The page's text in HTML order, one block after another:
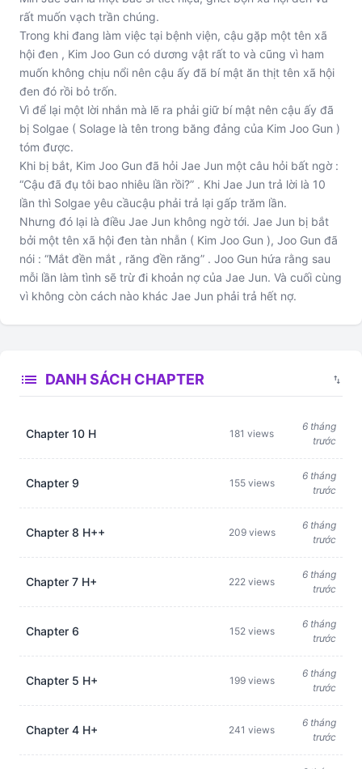
rất muốn vạch trần chúng.
Trong khi đang làm việc tại bệnh viện, cậu gặp một tên xã
hội đen , Kim Joo Gun có dương vật rất to và cũng vì ham
muốn không chịu nổi nên cậu ấy đã bí mật ăn thịt tên xã hội
đen đó rồi bỏ trốn.
Vì để lại một lời nhắn mà lẽ ra phải giữ bí mật nên cậu ấy đã
bị Solgae ( Solage là tên trong băng đảng của Kim Joo Gun )
tóm được.
Khi bị bắt, Kim Joo Gun đã hỏi Jae Jun một câu hỏi bất ngờ :
“Cậu đã đụ tôi bao nhiêu lần rồi?” . Khi Jae Jun trả lời là 10
lần thì Solgae yêu cầucậu phải trả lại gấp trăm lần.
Nhưng đó lại là điều Jae Jun không ngờ tới. Jae Jun bị bắt
bởi một tên xã hội đen tàn nhẫn ( Kim Joo Gun ), Joo Gun đã
nói : “Mắt đền mắt , răng đền răng” . Joo Gun hứa rằng sau
mỗi lần làm tình sẽ trừ đi khoản nợ của Jae Jun. Và cuối cùng
vì không còn cách nào khác Jae Jun phải trả hết nợ.
list DANH SÁCH CHAPTER swap_vert
Chapter 10 H 181 views
6 tháng
trước
Chapter 9 155 views
6 tháng
trước
Chapter 8 H++ 209 views
6 tháng
trước
Chapter 7 H+ 222 views
6 tháng
trước
Chapter 6 152 views
6 tháng
trước
Chapter 5 H+ 199 views
6 tháng
trước
Chapter 4 H+ 241 views
6 tháng
trước